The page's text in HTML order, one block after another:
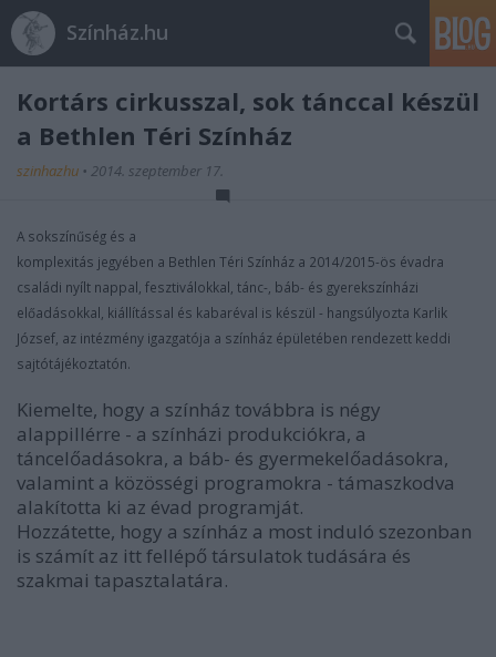
Színház.hu
Kortárs cirkusszal, sok tánccal készül
a Bethlen Téri Színház
szinhazhu • 2014. szeptember 17.
A sokszínűség és a
komplexitás jegyében a Bethlen Téri Színház a 2014/2015-ös évadra
családi nyílt nappal, fesztiválokkal, tánc-, báb- és gyerekszínházi
előadásokkal, kiállítással és kabaréval is készül - hangsúlyozta Karlik
József, az intézmény igazgatója a színház épületében rendezett keddi
sajtótájékoztatón.
Kiemelte, hogy a színház továbbra is négy
alappillérre - a színházi produkciókra, a
táncelőadásokra, a báb- és gyermekelőadásokra,
valamint a közösségi programokra - támaszkodva
alakította ki az évad programját.
Hozzátette, hogy a színház a most induló szezonban
is számít az itt fellépő társulatok tudására és
szakmai tapasztalatára.